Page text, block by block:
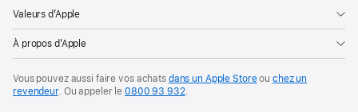
Valeurs d’Apple
À propos d’Apple
Vous pouvez aussi faire vos achats dans un Apple Storeouchez un
revendeur. Ouappeler le0800 93 932.